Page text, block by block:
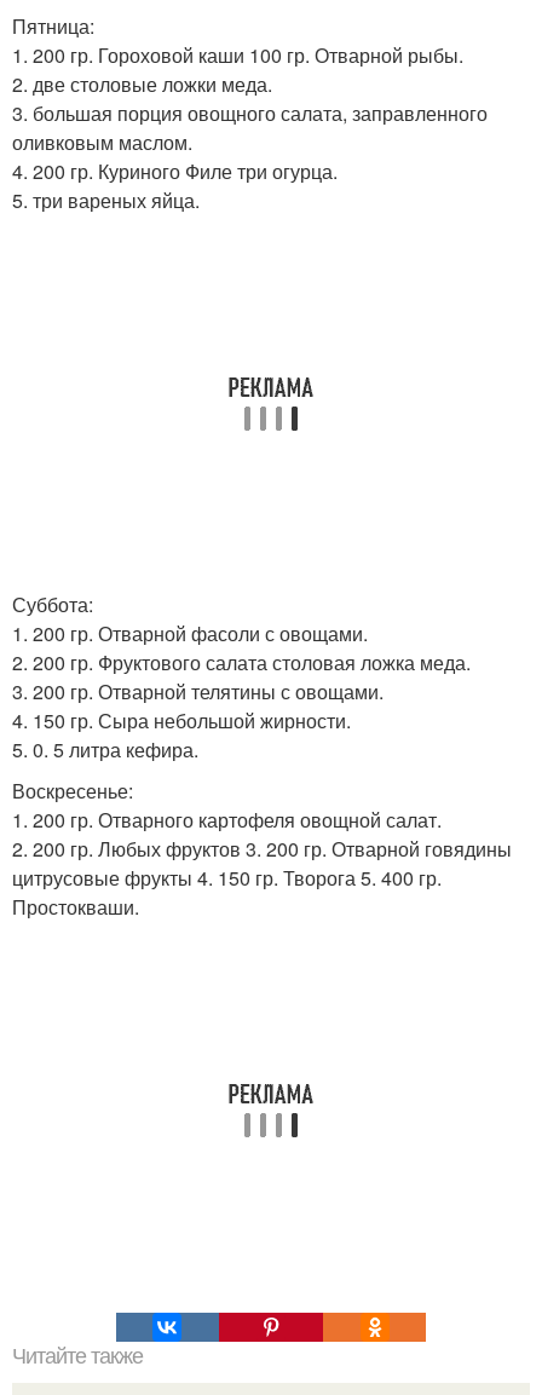
Пятница:
1. 200 гр. Гороховой каши 100 гр. Отварной рыбы.
2. две столовые ложки меда.
3. большая порция овощного салата, заправленного
оливковым маслом.
4. 200 гр. Куриного Филе три огурца.
5. три вареных яйца.
Суббота:
1. 200 гр. Отварной фасоли с овощами.
2. 200 гр. Фруктового салата столовая ложка меда.
3. 200 гр. Отварной телятины с овощами.
4. 150 гр. Сыра небольшой жирности.
5. 0. 5 литра кефира.
Воскресенье:
1. 200 гр. Отварного картофеля овощной салат.
2. 200 гр. Любых фруктов 3. 200 гр. Отварной говядины
цитрусовые фрукты 4. 150 гр. Творога 5. 400 гр.
Простокваши.
Читайте также